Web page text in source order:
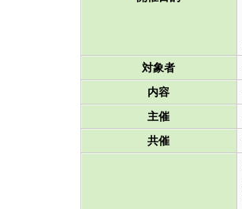
対象者
内容
主催
共催